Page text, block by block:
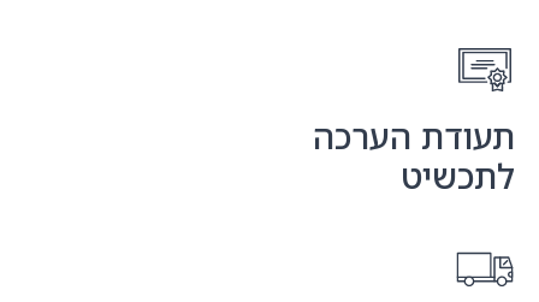
תעודת הערכה
לתכשיט